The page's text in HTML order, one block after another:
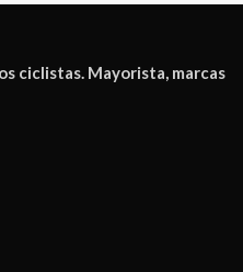
ciclistas. Mayorista, marcas